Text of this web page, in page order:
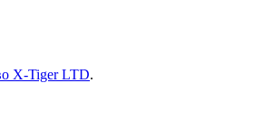
X-Tiger LTD.